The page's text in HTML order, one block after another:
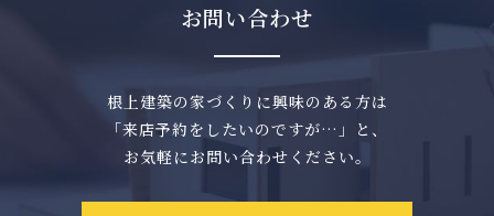
お問い合わせ
根上建築の家づくりに興味のある方は
「来店予約をしたいのですが…」と、
お気軽にお問い合わせください。